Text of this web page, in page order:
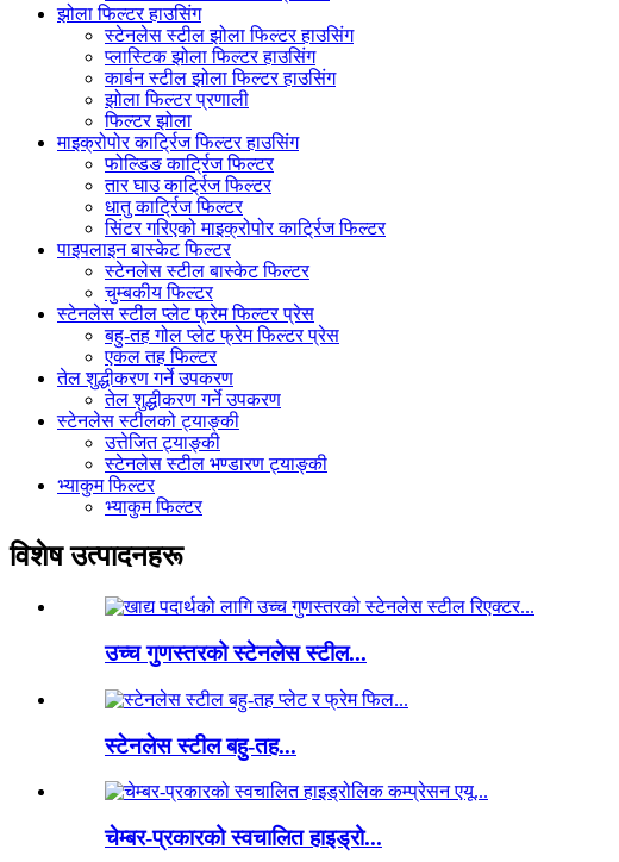
झोला फिल्टर हाउसिंग
स्टेनलेस स्टील झोला फिल्टर हाउसिंग
प्लास्टिक झोला फिल्टर हाउसिंग
कार्बन स्टील झोला फिल्टर हाउसिंग
झोला फिल्टर प्रणाली
फिल्टर झोला
माइक्रोपोर कार्ट्रिज फिल्टर हाउसिंग
फोल्डिङ कार्ट्रिज फिल्टर
तार घाउ कार्ट्रिज फिल्टर
धातु कार्ट्रिज फिल्टर
सिंटर गरिएको माइक्रोपोर कार्ट्रिज फिल्टर
पाइपलाइन बास्केट फिल्टर
स्टेनलेस स्टील बास्केट फिल्टर
चुम्बकीय फिल्टर
स्टेनलेस स्टील प्लेट फ्रेम फिल्टर प्रेस
बहु-तह गोल प्लेट फ्रेम फिल्टर प्रेस
एकल तह फिल्टर
तेल शुद्धीकरण गर्ने उपकरण
तेल शुद्धीकरण गर्ने उपकरण
स्टेनलेस स्टीलको ट्याङ्की
उत्तेजित ट्याङ्की
स्टेनलेस स्टील भण्डारण ट्याङ्की
भ्याकुम फिल्टर
भ्याकुम फिल्टर
विशेष उत्पादनहरू
उच्च गुणस्तरको स्टेनलेस स्टील...
स्टेनलेस स्टील बहु-तह...
चेम्बर-प्रकारको स्वचालित हाइड्रो...